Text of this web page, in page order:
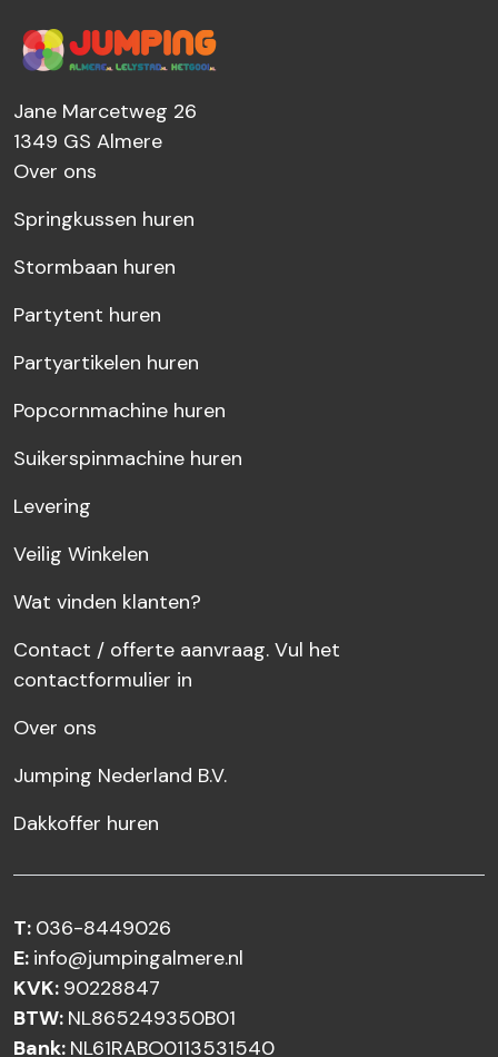
Jane Marcetweg 26
1349 GS Almere
Over ons
Springkussen huren
Stormbaan huren
Partytent huren
Partyartikelen huren
Popcornmachine huren
Suikerspinmachine huren
Levering
Veilig Winkelen
Wat vinden klanten?
Contact / offerte aanvraag. Vul het
contactformulier in
Over ons
Jumping Nederland B.V.
Dakkoffer huren
T: 036-8449026
E: info@jumpingalmere.nl
KVK: 90228847
BTW: NL865249350B01
Bank: NL61RABO0113531540